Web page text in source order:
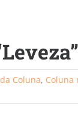
Coluna, Coluna